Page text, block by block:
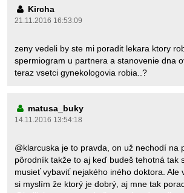
Kircha
21.11.2016 16:53:09
zeny vedeli by ste mi poradit lekara ktory
spermiogram u partnera a stanovenie dna
teraz vsetci gynekologovia robia..?
matusa_buky
14.11.2016 13:54:18
@klarcuska je to pravda, on už nechodí na
pôrodník takže to aj keď budeš tehotná tak
musieť vybaviť nejakého iného doktora. Ale
si myslím že ktorý je dobrý, aj mne tak